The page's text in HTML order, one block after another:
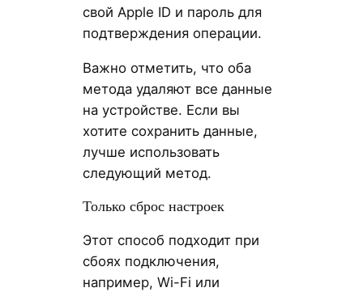
свой Apple ID и пароль для
подтверждения операции.
Важно отметить, что оба
метода удаляют все данные
на устройстве. Если вы
хотите сохранить данные,
лучше использовать
следующий метод.
Только сброс настроек
Этот способ подходит при
сбоях подключения,
например, Wi-Fi или